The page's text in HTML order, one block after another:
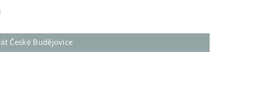
České Budějovice